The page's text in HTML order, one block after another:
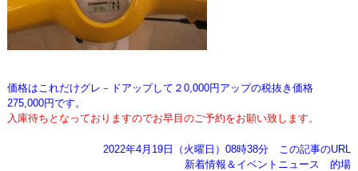
価格はこれだけグレ－ドアップして２0,000円アップの税抜き価格
275,000円です。
入庫待ちとなっておりますのでお早目のご予約をお願い致します。
2022年4月19日（火曜日）08時38分
この記事のURL
新着情報＆イベントニュース
的場